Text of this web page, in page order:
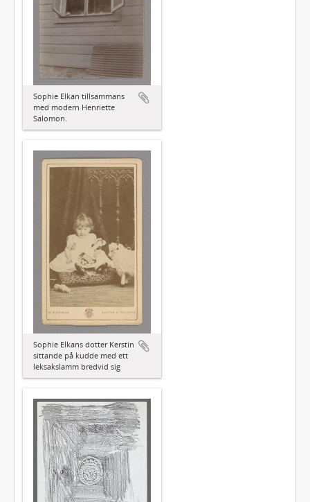
Sophie Elkan tillsammans
med modern Henriette
Salomon.
Sophie Elkans dotter Kerstin
sittande på kudde med ett
leksakslamm bredvid sig